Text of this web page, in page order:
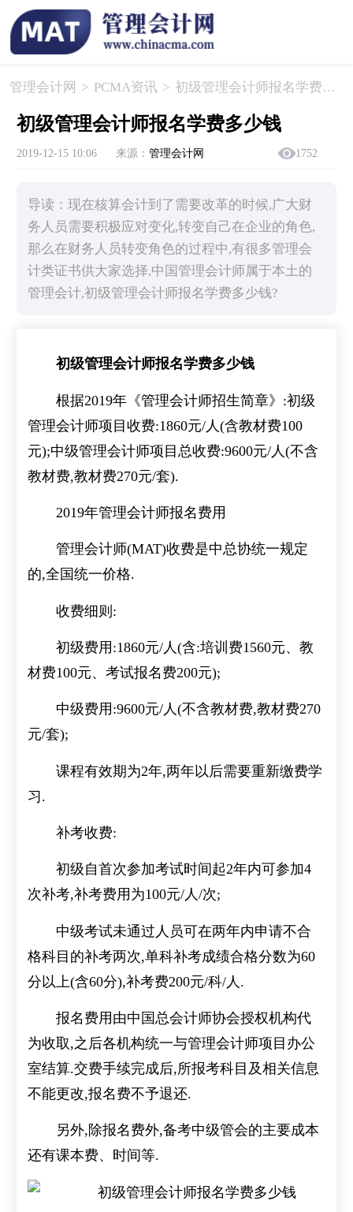
管理会计网 > PCMA资讯 > ​初级管理会计师报名学费多少钱
​初级管理会计师报名学费多少钱
2019-12-15 10:06 来源： 管理会计网 1752
导读：现在核算会计到了需要改革的时候,广大财
务人员需要积极应对变化,转变自己在企业的角色,
那么在财务人员转变角色的过程中,有很多管理会
计类证书供大家选择,中国管理会计师属于本土的
管理会计,初级管理会计师报名学费多少钱?
初级管理会计师报名学费多少钱
根据2019年《管理会计师招生简章》:初级
管理会计师项目收费:1860元/人(含教材费100
元);中级管理会计师项目总收费:9600元/人(不含
教材费,教材费270元/套).
2019年管理会计师报名费用
管理会计师(MAT)收费是中总协统一规定
的,全国统一价格.
收费细则:
初级费用:1860元/人(含:培训费1560元、教
材费100元、考试报名费200元);
中级费用:9600元/人(不含教材费,教材费270
元/套);
课程有效期为2年,两年以后需要重新缴费学
习.
补考收费:
初级自首次参加考试时间起2年内可参加4
次补考,补考费用为100元/人/次;
中级考试未通过人员可在两年内申请不合
格科目的补考两次,单科补考成绩合格分数为60
分以上(含60分),补考费200元/科/人.
报名费用由中国总会计师协会授权机构代
为收取,之后各机构统一与管理会计师项目办公
室结算.交费手续完成后,所报考科目及相关信息
不能更改,报名费不予退还.
另外,除报名费外,备考中级管会的主要成本
还有课本费、时间等.